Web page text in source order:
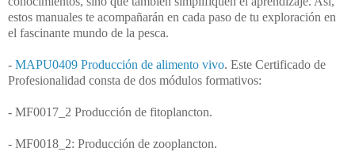
estos manuales te acompañarán en cada paso de tu exploración en
el fascinante mundo de la pesca.
- MAPU0409 Producción de alimento vivo. Este Certificado de
Profesionalidad consta de dos módulos formativos:
- MF0017_2 Producción de fitoplancton.
- MF0018_2: Producción de zooplancton.